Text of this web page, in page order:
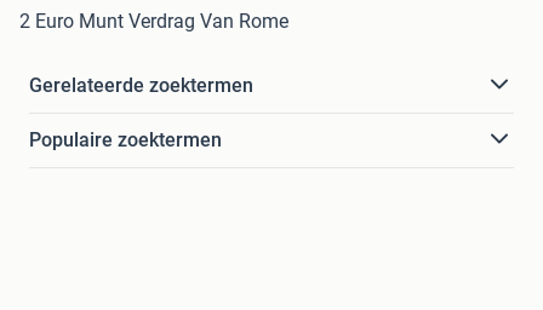
2 Euro Munt Verdrag Van Rome
Gerelateerde zoektermen
Populaire zoektermen